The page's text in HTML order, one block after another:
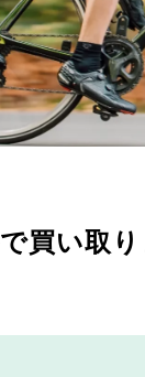
買い取